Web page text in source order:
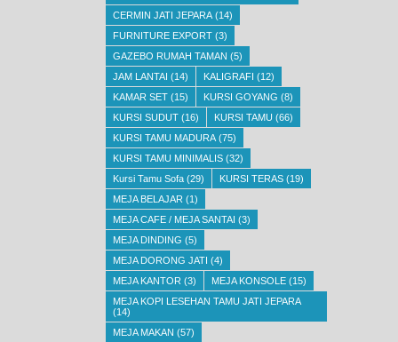
CERMIN JATI JEPARA (14)
FURNITURE EXPORT (3)
GAZEBO RUMAH TAMAN (5)
JAM LANTAI (14) KALIGRAFI (12)
KAMAR SET (15) KURSI GOYANG (8)
KURSI SUDUT (16) KURSI TAMU (66)
KURSI TAMU MADURA (75)
KURSI TAMU MINIMALIS (32)
Kursi Tamu Sofa (29) KURSI TERAS (19)
MEJA BELAJAR (1)
MEJA CAFE / MEJA SANTAI (3)
MEJA DINDING (5)
MEJA DORONG JATI (4)
MEJA KANTOR (3) MEJA KONSOLE (15)
MEJA KOPI LESEHAN TAMU JATI JEPARA
(14)
MEJA MAKAN (57)